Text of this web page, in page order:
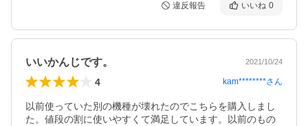
違反報告 いいね 0
いいかんじです。 2021/10/24
4 kam********さん
以前使っていた別の機種が壊れたのでこちらを購入しまし
た。値段の割に使いやすくて満足しています。以前のもの